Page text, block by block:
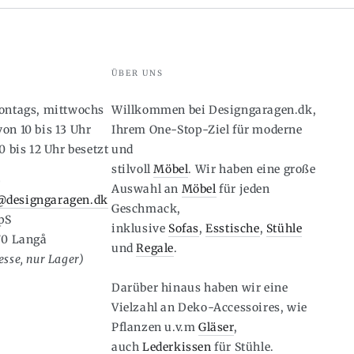
mittwochs
10 bis 13 Uhr
bis 12 Uhr besetzt
Langå
nur Lager)
ÜBER UNS
Willkommen bei Designgaragen.dk,
Ihrem One-Stop-Ziel für moderne
und
stilvollMöbel. Wir haben eine große
Auswahl an Möbel für jeden
Geschmack,
inklusive Sofas,Esstische, Stühle
undRegale.
Darüber hinaus haben wir eine
Vielzahl an Deko-Accessoires, wie
Pflanzen u.v.mGläser,
auchLederkissen für Stühle.